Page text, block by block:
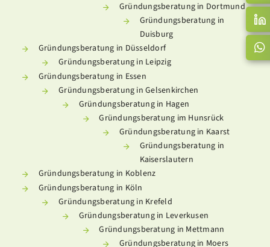
Gründungsberatung in Dortmund
Gründungsberatung in
Duisburg
Gründungsberatung in Düsseldorf
Gründungsberatung in Leipzig
Gründungsberatung in Essen
Gründungsberatung in Gelsenkirchen
Gründungsberatung in Hagen
Gründungsberatung im Hunsrück
Gründungsberatung in Kaarst
Gründungsberatung in
Kaiserslautern
Gründungsberatung in Koblenz
Gründungsberatung in Köln
Gründungsberatung in Krefeld
Gründungsberatung in Leverkusen
Gründungsberatung in Mettmann
Gründungsberatung in Moers